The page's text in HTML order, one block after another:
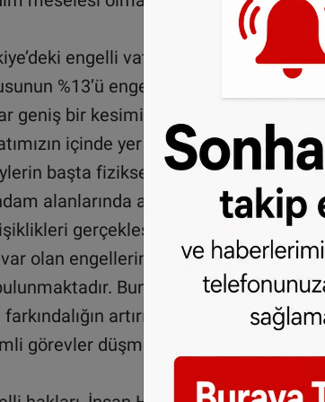
engelli vatandaşların
%13’ü engelli
geniş bir kesimini etkileyen bu konu,
içinde yer almaktadır. Bu
başta fiziksel erişebilirlik olmak
alanlarında ayrımcılığa
gerçekleşmiştir. Ancak
olan engellerin kaldırılması
Bununla birlikte
artırılması için kamu,
görevler düşmektedir.